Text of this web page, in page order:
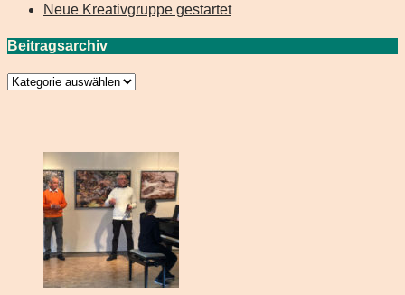
Neue Kreativgruppe gestartet
Beitragsarchiv
Beitragsarchiv